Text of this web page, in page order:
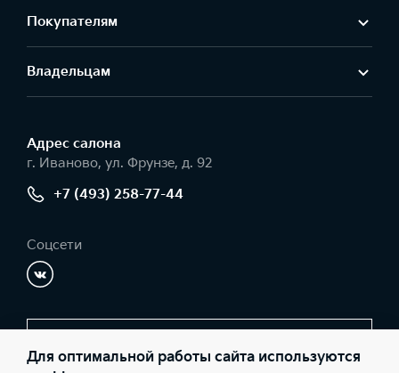
Покупателям
Владельцам
Адрес салонa
г. Иваново, ул. Фрунзе, д. 92
+7 (493) 258-77-44
Соцсети
Для оптимальной работы сайта используются